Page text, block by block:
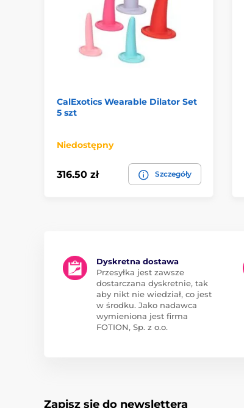
CalExotics Wearable Dilator Set
5 szt
Niedostępny
316.50 zł Szczegóły
Dyskretna dostawa
Przesyłka jest zawsze
dostarczana dyskretnie, tak
aby nikt nie wiedział, co jest
w środku. Jako nadawca
wymieniona jest firma
FOTION, Sp. z o.o.
Zapisz się do newslettera